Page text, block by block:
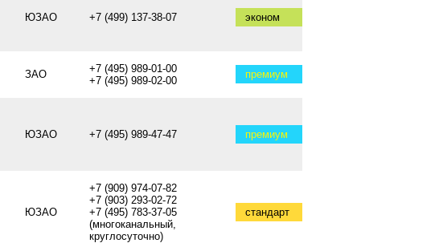
ЮЗАО +7 (499) 137-38-07 эконом
ЗАО
+7 (495) 989-01-00
+7 (495) 989-02-00
премиум
ЮЗАО +7 (495) 989-47-47 премиум
ЮЗАО
+7 (909) 974-07-82
+7 (903) 293-02-72
+7 (495) 783-37-05
(многоканальный,
круглосуточно)
стандарт